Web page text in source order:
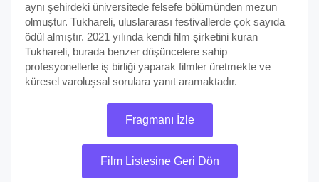
aynı şehirdeki üniversitede felsefe bölümünden mezun
olmuştur. Tukhareli, uluslararası festivallerde çok sayıda
ödül almıştır. 2021 yılında kendi film şirketini kuran
Tukhareli, burada benzer düşüncelere sahip
profesyonellerle iş birliği yaparak filmler üretmekte ve
küresel varoluşsal sorulara yanıt aramaktadır.
Fragmanı İzle
Film Listesine Geri Dön